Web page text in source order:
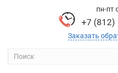
пн-пт
+7 (812)
Заказать